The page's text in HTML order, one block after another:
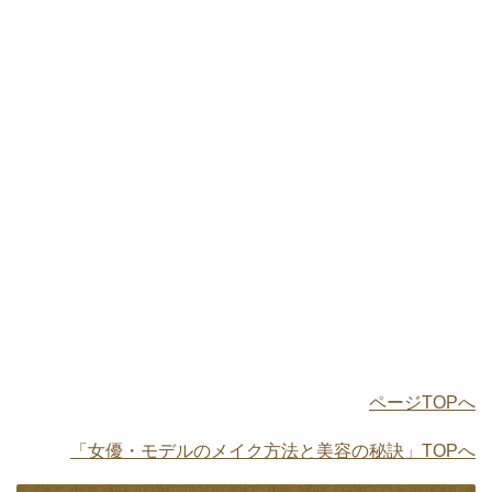
ページTOPへ
「女優・モデルのメイク方法と美容の秘訣」TOPへ